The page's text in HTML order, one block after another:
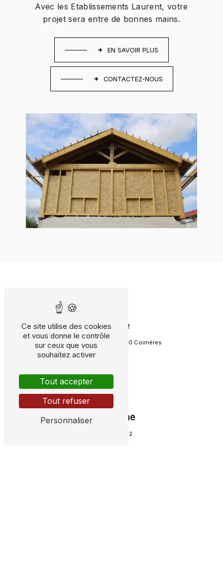
Avec les Etablissements Laurent, votre
projet sera entre de bonnes mains.
EN SAVOIR PLUS
CONTACTEZ-NOUS
Adresse
33210 Coimères
Téléphone
05 56 25 09 12
Ce site utilise des cookies
et vous donne le contrôle
sur ceux que vous
souhaitez activer
Tout accepter
Tout refuser
Personnaliser